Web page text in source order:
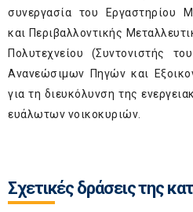
συνεργασία του Εργαστηρίου
και Περιβαλλοντικής
Πολυτεχνείου (Συντονιστής
Ανανεώσιμων Πηγών και
για τη διευκόλυνση της
ευάλωτων νοικοκυριών.
Σχετικές δράσεις της